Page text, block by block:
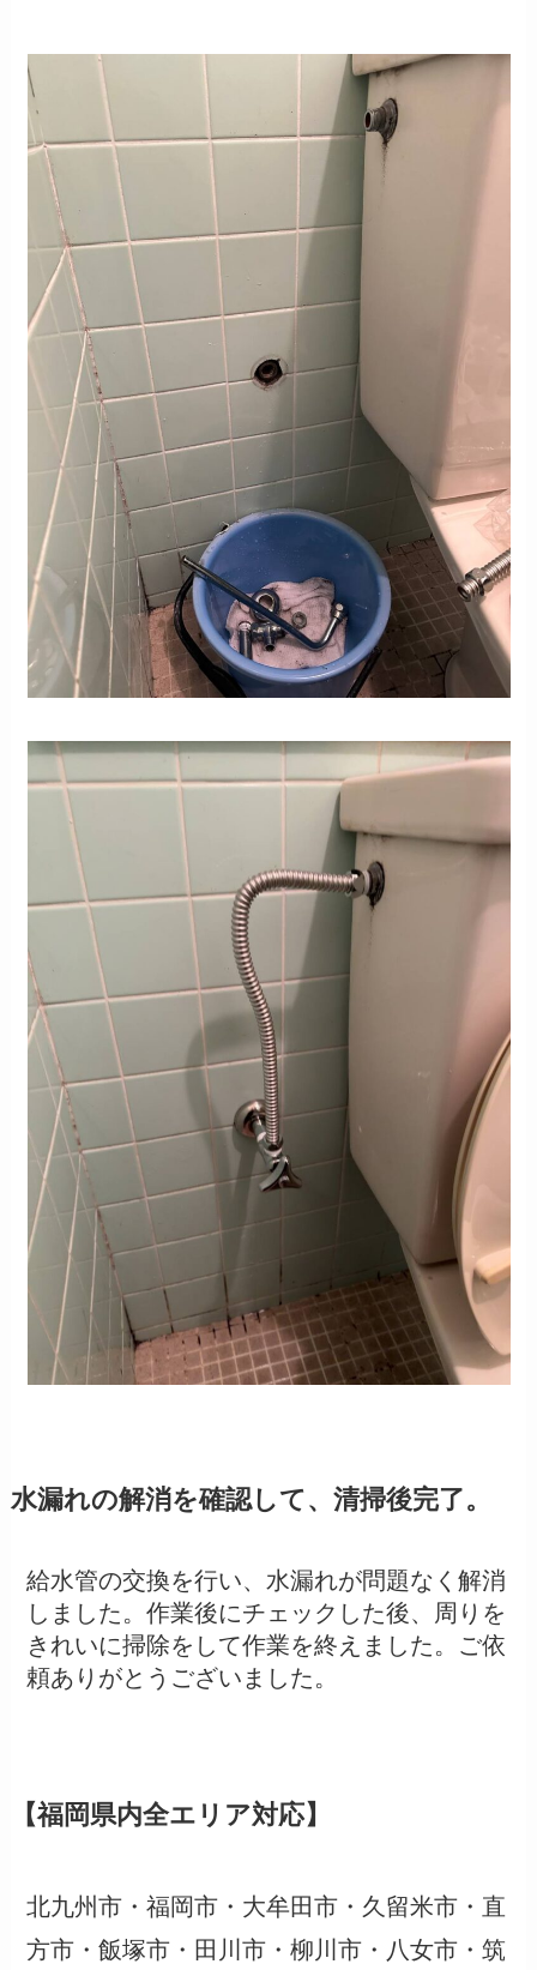
水漏れの解消を確認して、清掃後完了。
給水管の交換を行い、水漏れが問題なく解消
しました。作業後にチェックした後、周りを
きれいに掃除をして作業を終えました。ご依
頼ありがとうございました。
【福岡県内全エリア対応】
北九州市・福岡市・大牟田市・久留米市・直
方市・飯塚市・田川市・柳川市・八女市・筑